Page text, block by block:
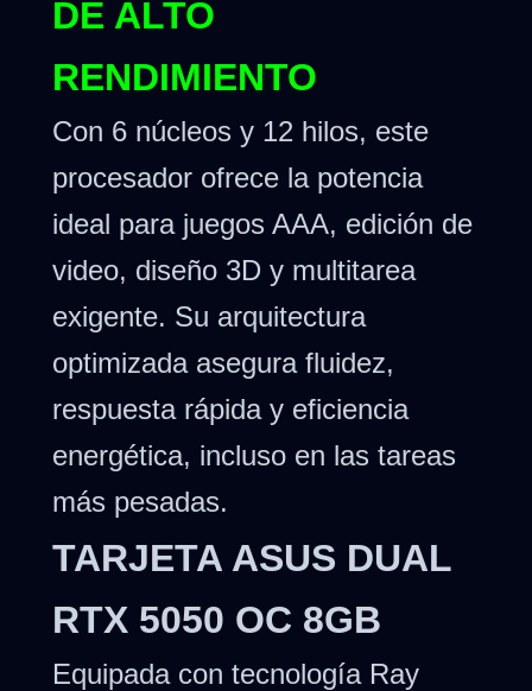
DE ALTO
RENDIMIENTO
Con 6 núcleos y 12 hilos, este
procesador ofrece la potencia
ideal para juegos AAA, edición de
video, diseño 3D y multitarea
exigente. Su arquitectura
optimizada asegura fluidez,
respuesta rápida y eficiencia
energética, incluso en las tareas
más pesadas.
TARJETA ASUS DUAL
RTX 5050 OC 8GB
Equipada con tecnología Ray